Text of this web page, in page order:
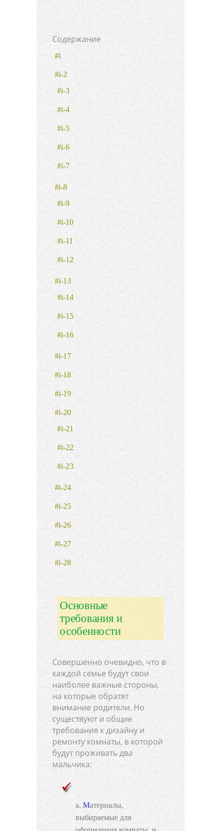
Содержание
#i
#i-2
#i-3
#i-4
#i-5
#i-6
#i-7
#i-8
#i-9
#i-10
#i-11
#i-12
#i-13
#i-14
#i-15
#i-16
#i-17
#i-18
#i-19
#i-20
#i-21
#i-22
#i-23
#i-24
#i-25
#i-26
#i-27
#i-28
Основные
требования и
особенности
Совершенно очевидно, что в
каждой семье будут свои
наиболее важные стороны,
на которые обратят
внимание родители. Но
существуют и общие
требования к дизайну и
ремонту комнаты, в которой
будут проживать два
мальчика:
Материалы,
выбираемые для